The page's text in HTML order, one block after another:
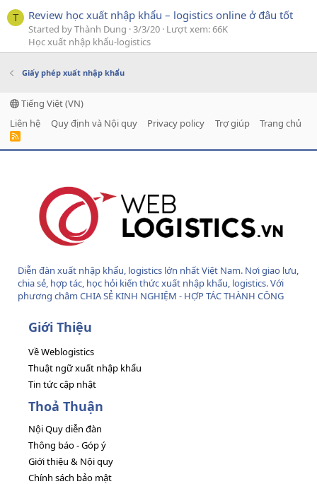
T Review học xuất nhập khẩu – logistics online ở đâu tốt
Started by Thành Dung 3/3/20 Lượt xem: 66K
Học xuất nhập khẩu-logistics
Giấy phép xuất nhập khẩu
Tiếng Việt (VN)
Liên hệ
Quy định và Nội quy Privacy policy Trợ giúp Trang chủ
R
Diễn đàn xuất nhập khẩu, logistics lớn nhất Việt Nam. Nơi giao lưu,
chia sẻ, hợp tác, học hỏi kiến thức xuất nhập khẩu, logistics. Với
phương châm CHIA SẺ KINH NGHIỆM - HỢP TÁC THÀNH CÔNG
Giới Thiệu
Về Weblogistics
Thuật ngữ xuất nhập khẩu
Tin tức cập nhật
Thoả Thuận
Nội Quy diễn đàn
Thông báo - Góp ý
Giới thiệu & Nội quy
Chính sách bảo mật